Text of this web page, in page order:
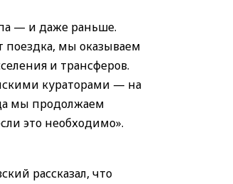
— и даже раньше.
поездка, мы оказываем
и трансферов.
кураторами — на
мы продолжаем
это необходимо».
рассказал, что